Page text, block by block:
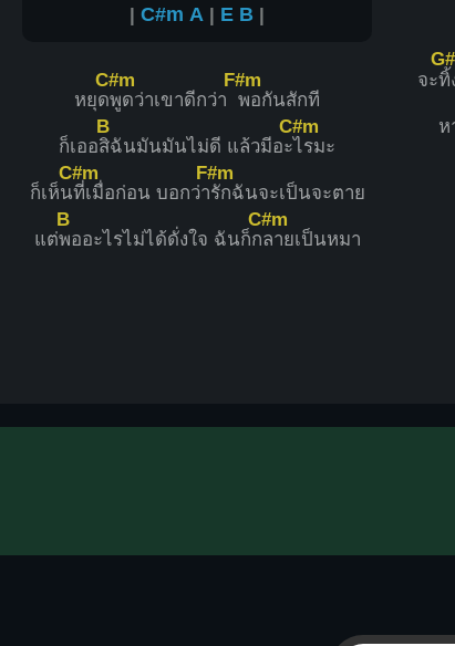
|C#m A | E B |
หยุด
C#m
พูดว่าเขาดีกว่า
F#m
พอกันสักที
ก็เออ
B
สิฉันมันมันไม่ดี แล้วมีอะ
C#m
ไรมะ
ก็เห็น
C#m
ที่เมื่อก่อน บอกว่า
F#m
รักฉันจะเป็นจะตาย
แต่
B
พออะไรไม่ได้ดั่งใจ ฉันก็ก
C#m
ลายเป็นหมา
จะ
G#
ทิ้
ห